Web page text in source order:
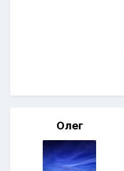
Олег